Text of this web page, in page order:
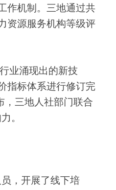
作机制。三地通过共
资源服务机构等级评
业涌现出的新技
指标体系进行修订完
，三地人社部门联合
。
，开展了线下培